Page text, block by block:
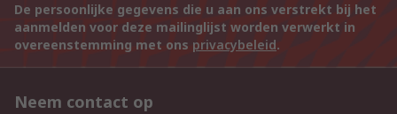
De persoonlijke gegevens die u aan ons verstrekt bij het
aanmelden voor deze mailinglijst worden verwerkt in
overeenstemming met ons privacybeleid.
Neem contact op